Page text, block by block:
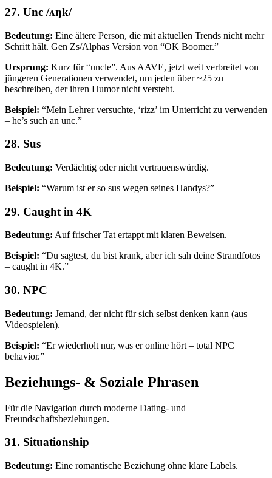
27. Unc /ʌŋk/
Bedeutung: Eine ältere Person, die mit aktuellen Trends nicht mehr
Schritt hält. Gen Zs/Alphas Version von “OK Boomer.”
Ursprung: Kurz für “uncle”. Aus AAVE, jetzt weit verbreitet von
jüngeren Generationen verwendet, um jeden über ~25 zu
beschreiben, der ihren Humor nicht versteht.
Beispiel: “Mein Lehrer versuchte, ‘rizz’ im Unterricht zu verwenden
– he’s such an unc.”
28. Sus
Bedeutung: Verdächtig oder nicht vertrauenswürdig.
Beispiel: “Warum ist er so sus wegen seines Handys?”
29. Caught in 4K
Bedeutung: Auf frischer Tat ertappt mit klaren Beweisen.
Beispiel: “Du sagtest, du bist krank, aber ich sah deine Strandfotos
– caught in 4K.”
30. NPC
Bedeutung: Jemand, der nicht für sich selbst denken kann (aus
Videospielen).
Beispiel: “Er wiederholt nur, was er online hört – total NPC
behavior.”
Beziehungs- & Soziale Phrasen
Für die Navigation durch moderne Dating- und
Freundschaftsbeziehungen.
31. Situationship
Bedeutung: Eine romantische Beziehung ohne klare Labels.